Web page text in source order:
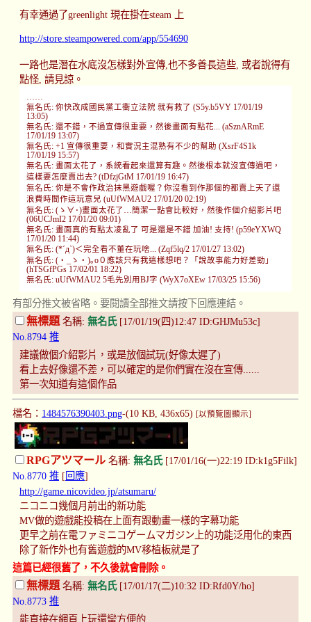
有幸通過了greenlight 現在掛在steam 上
http://store.steampowered.com/app/554690
一路也是潛在水底沒怎樣對外宣傳,也不多善長這些, 或者說得有
點怪, 請見諒。
無名氏: 你快改成國民黨工衝立法院 就有救了 (S5y.b5VY 17/01/19
13:05)
無名氏: 還不錯，不過宣傳很重要，然後畫面有點花... (aSznARmE
17/01/19 13:07)
無名氏: +1 宣傳很重要，和實況主混熟有不少的幫助 (XsrF4S1k
17/01/19 15:57)
無名氏: 畫面太花了，系統看起來還算有趣。然後根本就沒宣傳過吧，
這樣要怎麼賣出去? (tDfzjGtM 17/01/19 16:47)
無名氏: 你是不會作政治抹黑遊戲喔？你沒看到作那個的都賣上天了還
浪費時間作這玩意兒 (uUfWMAU2 17/01/20 02:19)
無名氏: (ゝ∀･)畫面太花了…簡潔一點會比較好，然後作個介紹影片吧
(06UCJmI2 17/01/20 09:01)
無名氏: 畫面真的有點太凌亂了 可是還是不錯 加油! 支持! (p59eYXWQ
17/01/20 11:44)
無名氏: (*´д`)＜完全看不董在玩啥... (Zqf5lq/2 17/01/27 13:02)
無名氏: (・_ゝ・)｡o０應該只有我這樣想吧？「說故事能力好差勁」
(hTSGfPGs 17/02/01 18:22)
無名氏: uUfWMAU2 5毛先別用BJ字 (WyX7oXEw 17/03/25 15:56)
有部分推文被省略。要閱讀全部推文請按下回應連結。
無標題 名稱: 無名氏[17/01/19(四)12:47 ID:GHJMu53c]
No.8794 推
建議做個介紹影片，或是放個試玩(好像太遲了)
看上去好像還不差，可以確定的是你們實在沒在宣傳......
第一次知道有這個作品
檔名： 1484576390403.png-(10 KB, 436x65) [以預覽圖顯示]
RPGアツマール 名稱: 無名氏[17/01/16(一)22:19 ID:k1g5Filk]
No.8770 推 [ 回應]
http://game.nicovideo.jp/atsumaru/
ニコニコ幾個月前出的新功能
MV做的遊戲能投稿在上面有跟動畫一樣的字幕功能
更早之前在電ファミニコゲームマガジン上的功能泛用化的東西
除了新作外也有舊遊戲的MV移植板就是了
這篇已經很舊了，不久後就會刪除。
無標題名稱: 無名氏[17/01/17(二)10:32 ID:Rfd0Y/ho]
No.8773 推
能直接在網頁上玩還蠻方便的